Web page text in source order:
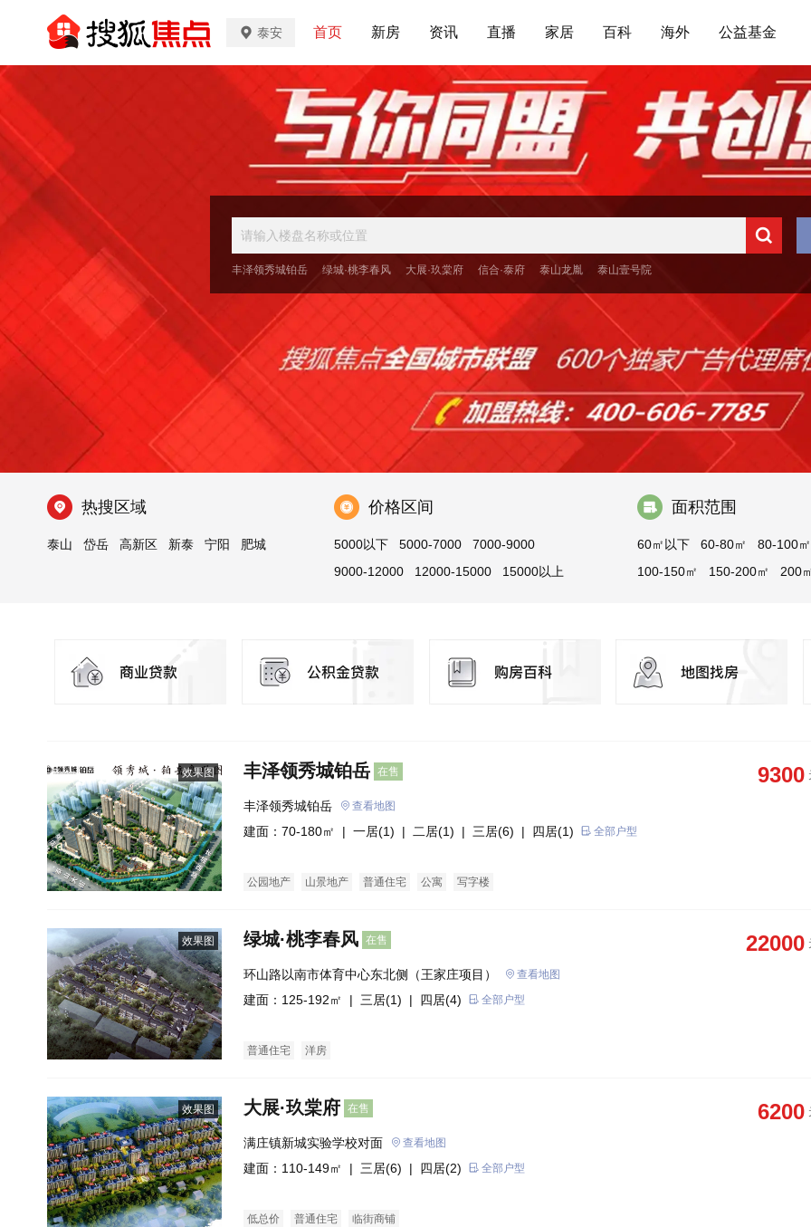
泰安 首页 新房 资讯 直播 家居 百科 海外 公益基金
丰泽领秀城铂岳 绿城·桃李春风 大展·玖棠府 信合·泰府 泰山龙胤 泰山壹号院
热搜区域
泰山 岱岳 高新区 新泰 宁阳 肥城
价格区间
5000以下 5000-7000
7000-9000
9000-12000
12000-15000 15000以上
面积范围
60㎡以下 60-80㎡
80-100㎡
100-150㎡
150-200㎡ 200
效果图 丰泽领秀城铂岳 在售 9300
丰泽领秀城铂岳 查看地图
建面：70-180㎡ | 一居(1) | 二居(1) | 三居(6) | 四居(1) 全部户型
公园地产 山景地产 普通住宅 公寓 写字楼
效果图 绿城·桃李春风 在售 22000
环山路以南市体育中心东北侧（王家庄项目） 查看地图
建面：125-192㎡ | 三居(1) | 四居(4) 全部户型
普通住宅 洋房
效果图 大展·玖棠府 在售 6200
满庄镇新城实验学校对面 查看地图
建面：110-149㎡ | 三居(6) | 四居(2) 全部户型
低总价 普通住宅 临街商铺